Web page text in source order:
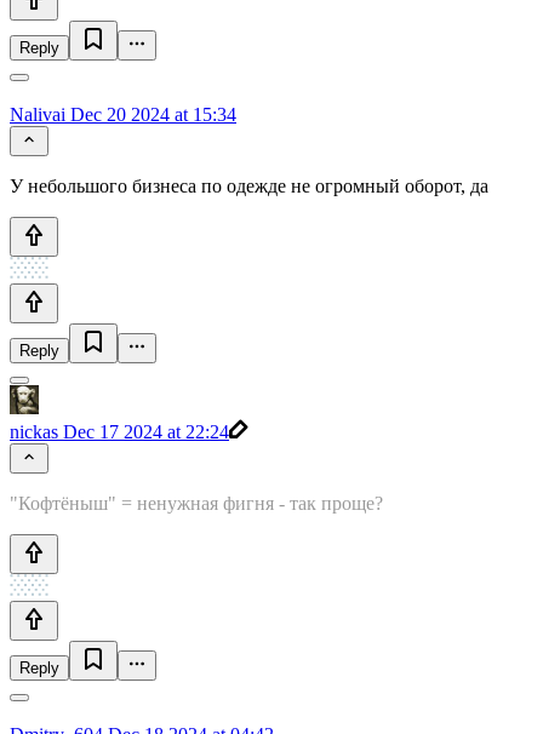
Reply
Nalivai Dec 20 2024 at 15:34
У небольшого бизнеса по одежде не огромный оборот, да
Reply
nickas Dec 17 2024 at 22:24
"Кофтёныш" = ненужная фигня - так проще?
Reply